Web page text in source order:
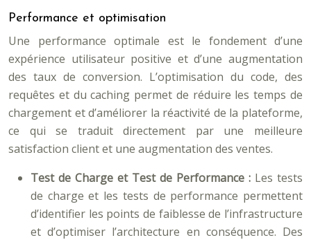
Performance et optimisation
Une performance optimale est le fondement d’une
expérience utilisateur positive et d’une augmentation
des taux de conversion. L’optimisation du code, des
requêtes et du caching permet de réduire les temps de
chargement et d’améliorer la réactivité de la plateforme,
ce qui se traduit directement par une meilleure
satisfaction client et une augmentation des ventes.
Test de Charge et Test de Performance : Les tests
de charge et les tests de performance permettent
d’identifier les points de faiblesse de l’infrastructure
et d’optimiser l’architecture en conséquence. Des